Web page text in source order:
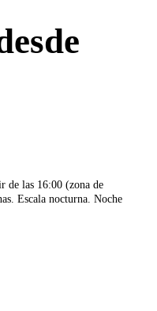
de las 16:00 (zona de
Escala nocturna. Noche